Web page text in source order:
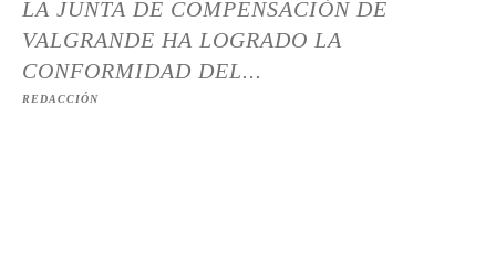
LA JUNTA DE COMPENSACIÓN DE
VALGRANDE HA LOGRADO LA
CONFORMIDAD DEL...
REDACCIÓN